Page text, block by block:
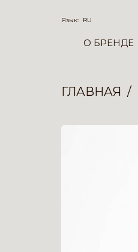
Язык: RU
О БРЕНДЕ
ГЛАВНАЯ